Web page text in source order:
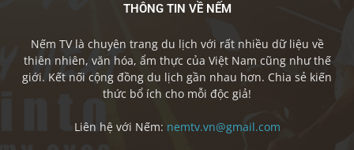
THÔNG TIN VỀ NẾM
Nếm TV là chuyên trang du lịch với rất nhiều dữ liệu về
thiên nhiên, văn hóa, ẩm thực của Việt Nam cũng như thế
giới. Kết nối cộng đồng du lịch gần nhau hơn. Chia sẻ kiến
thức bổ ích cho mỗi độc giả!
Liên hệ với Nếm: nemtv.vn@gmail.com